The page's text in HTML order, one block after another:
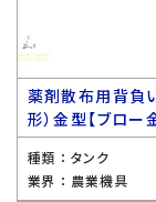
薬剤散布用背負
形）金型【ブロ
種類 ： タンク
業界 ： 農業機具